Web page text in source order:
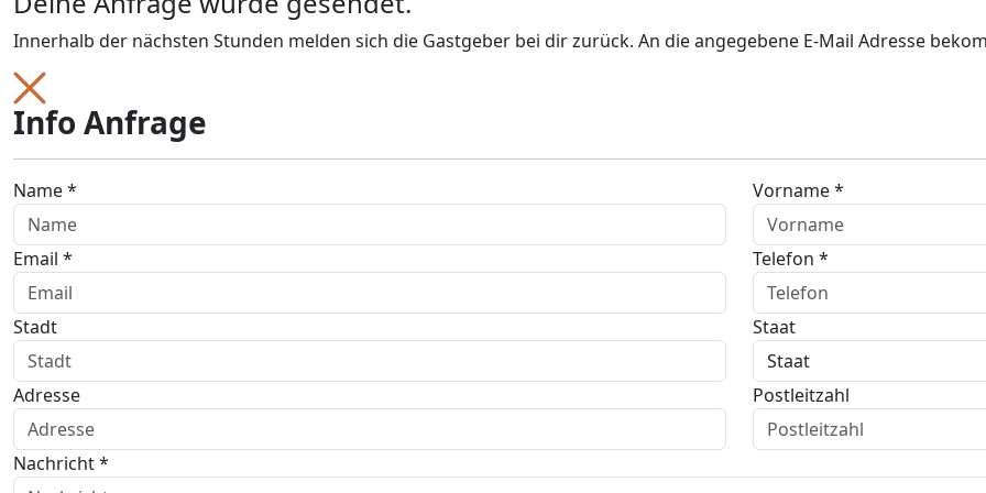
Innerhalb der nächsten Stunden melden sich die Gastgeber bei dir zurück. An die angegebene E-Mail Adresse
Info Anfrage
Name * Vorname *
Email * Telefon *
Stadt Staat
Adresse Postleitzahl
Nachricht *